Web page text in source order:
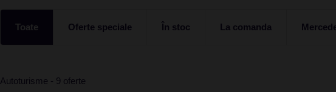
Toate Oferte speciale În stoc La comanda
Autoturisme - 9 oferte